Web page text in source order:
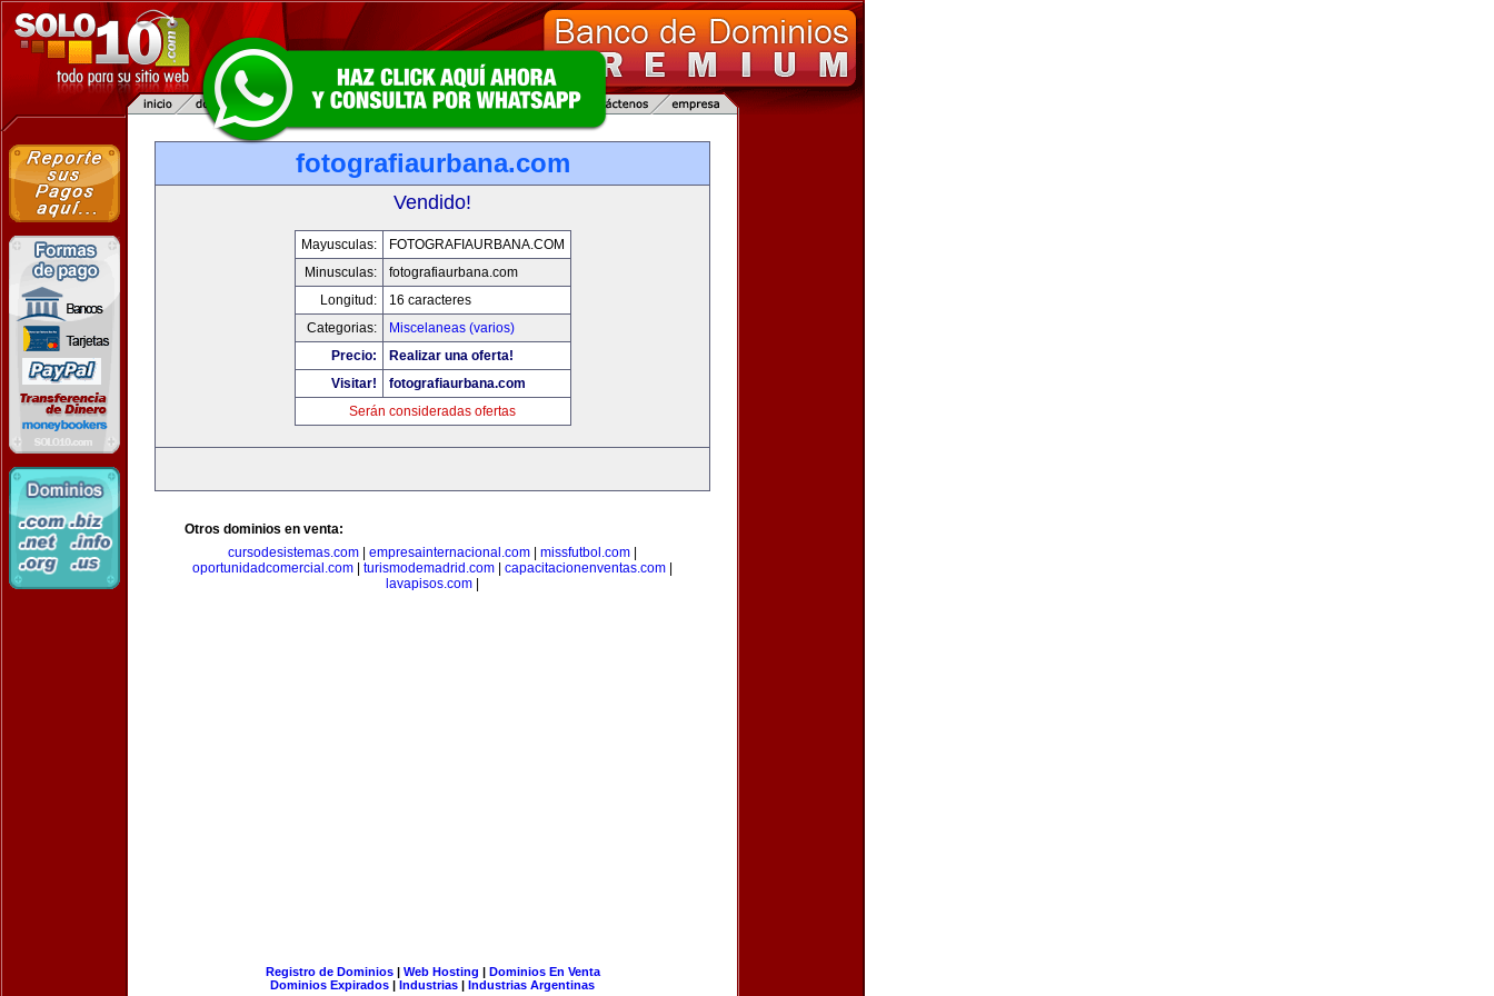
fotografiaurbana.com
Vendido!
Mayusculas:
FOTOGRAFIAURBANA.COM
Minusculas:
fotografiaurbana.com
Longitud:
16 caracteres
Categorias:
Miscelaneas (varios)
Precio:
Realizar una oferta!
Visitar!
fotografiaurbana.com
Serán consideradas ofertas
Otros dominios en venta:
cursodesistemas.com
empresainternacional.com missfutbol.com
oportunidadcomercial.com
turismodemadrid.com capacitacionenventas.com
lavapisos.com
Registro de Dominios| Web Hosting | Dominios En Venta
Dominios Expirados | Industrias | Industrias Argentinas